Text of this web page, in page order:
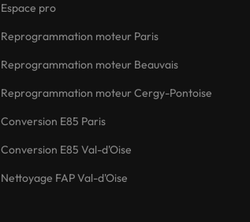
Espace pro
Reprogrammation moteur Paris
Reprogrammation moteur Beauvais
Reprogrammation moteur Cergy-Pontoise
Conversion E85 Paris
Conversion E85 Val-d'Oise
Nettoyage FAP Val-d'Oise